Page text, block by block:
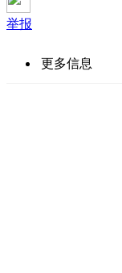
举报
更多信息